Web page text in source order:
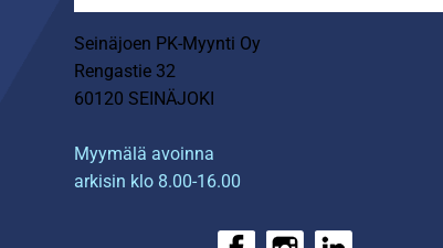
Seinäjoen PK-Myynti Oy
Rengastie 32
60120 SEINÄJOKI
Myymälä avoinna
arkisin klo 8.00-16.00